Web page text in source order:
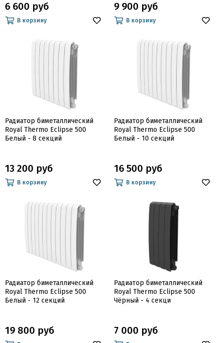
6 600 руб
В корзину
9 900 руб
В корзину
Радиатор биметаллический
Royal Thermo Eclipse 500
Белый - 8 секций
13 200 руб
В корзину
Радиатор биметаллический
Royal Thermo Eclipse 500
Белый - 10 секций
16 500 руб
В корзину
Радиатор биметаллический
Royal Thermo Eclipse 500
Белый - 12 секций
19 800 руб
Радиатор биметаллический
Royal Thermo Eclipse 500
Чёрный - 4 секци
7 000 руб